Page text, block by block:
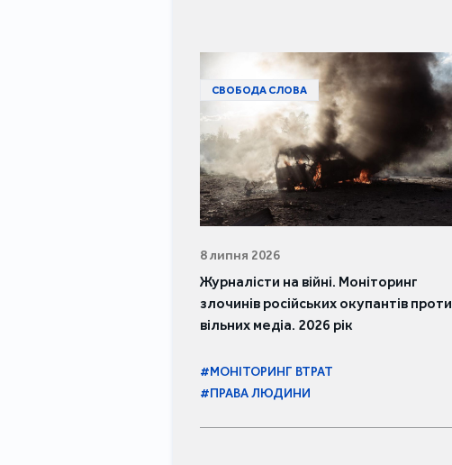
СВОБОДА СЛОВА
8 липня 2026
Журналісти на війні. Моніторинг
злочинів російських окупантів проти
вільних медіа. 2026 рік
#МОНІТОРИНГ ВТРАТ
#ПРАВА ЛЮДИНИ